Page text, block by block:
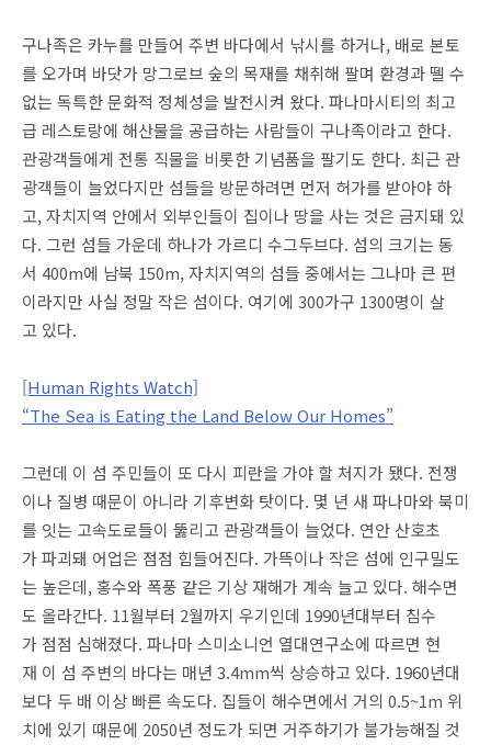
구나족은 카누를 만들어 주변 바다에서 낚시를 하거나, 배로 본토
를 오가며 바닷가 망그로브 숲의 목재를 채취해 팔며 환경과 뗄 수
없는 독특한 문화적 정체성을 발전시켜 왔다. 파나마시티의 최고
급 레스토랑에 해산물을 공급하는 사람들이 구나족이라고 한다.
관광객들에게 전통 직물을 비롯한 기념품을 팔기도 한다. 최근 관
광객들이 늘었다지만 섬들을 방문하려면 먼저 허가를 받아야 하
고, 자치지역 안에서 외부인들이 집이나 땅을 사는 것은 금지돼 있
다. 그런 섬들 가운데 하나가 가르디 수그두브다. 섬의 크기는 동
서 400m에 남북 150m, 자치지역의 섬들 중에서는 그나마 큰 편
이라지만 사실 정말 작은 섬이다. 여기에 300가구 1300명이 살
고 있다.
[Human Rights Watch]
“The Sea is Eating the Land Below Our Homes”
그런데 이 섬 주민들이 또 다시 피란을 가야 할 처지가 됐다. 전쟁
이나 질병 때문이 아니라 기후변화 탓이다. 몇 년 새 파나마와 북미
를 잇는 고속도로들이 뚫리고 관광객들이 늘었다. 연안 산호초
가 파괴돼 어업은 점점 힘들어진다. 가뜩이나 작은 섬에 인구밀도
는 높은데, 홍수와 폭풍 같은 기상 재해가 계속 늘고 있다. 해수면
도 올라간다. 11월부터 2월까지 우기인데 1990년대부터 침수
가 점점 심해졌다. 파나마 스미소니언 열대연구소에 따르면 현
재 이 섬 주변의 바다는 매년 3.4mm씩 상승하고 있다. 1960년대
보다 두 배 이상 빠른 속도다. 집들이 해수면에서 거의 0.5~1m 위
치에 있기 때문에 2050년 정도가 되면 거주하기가 불가능해질 것